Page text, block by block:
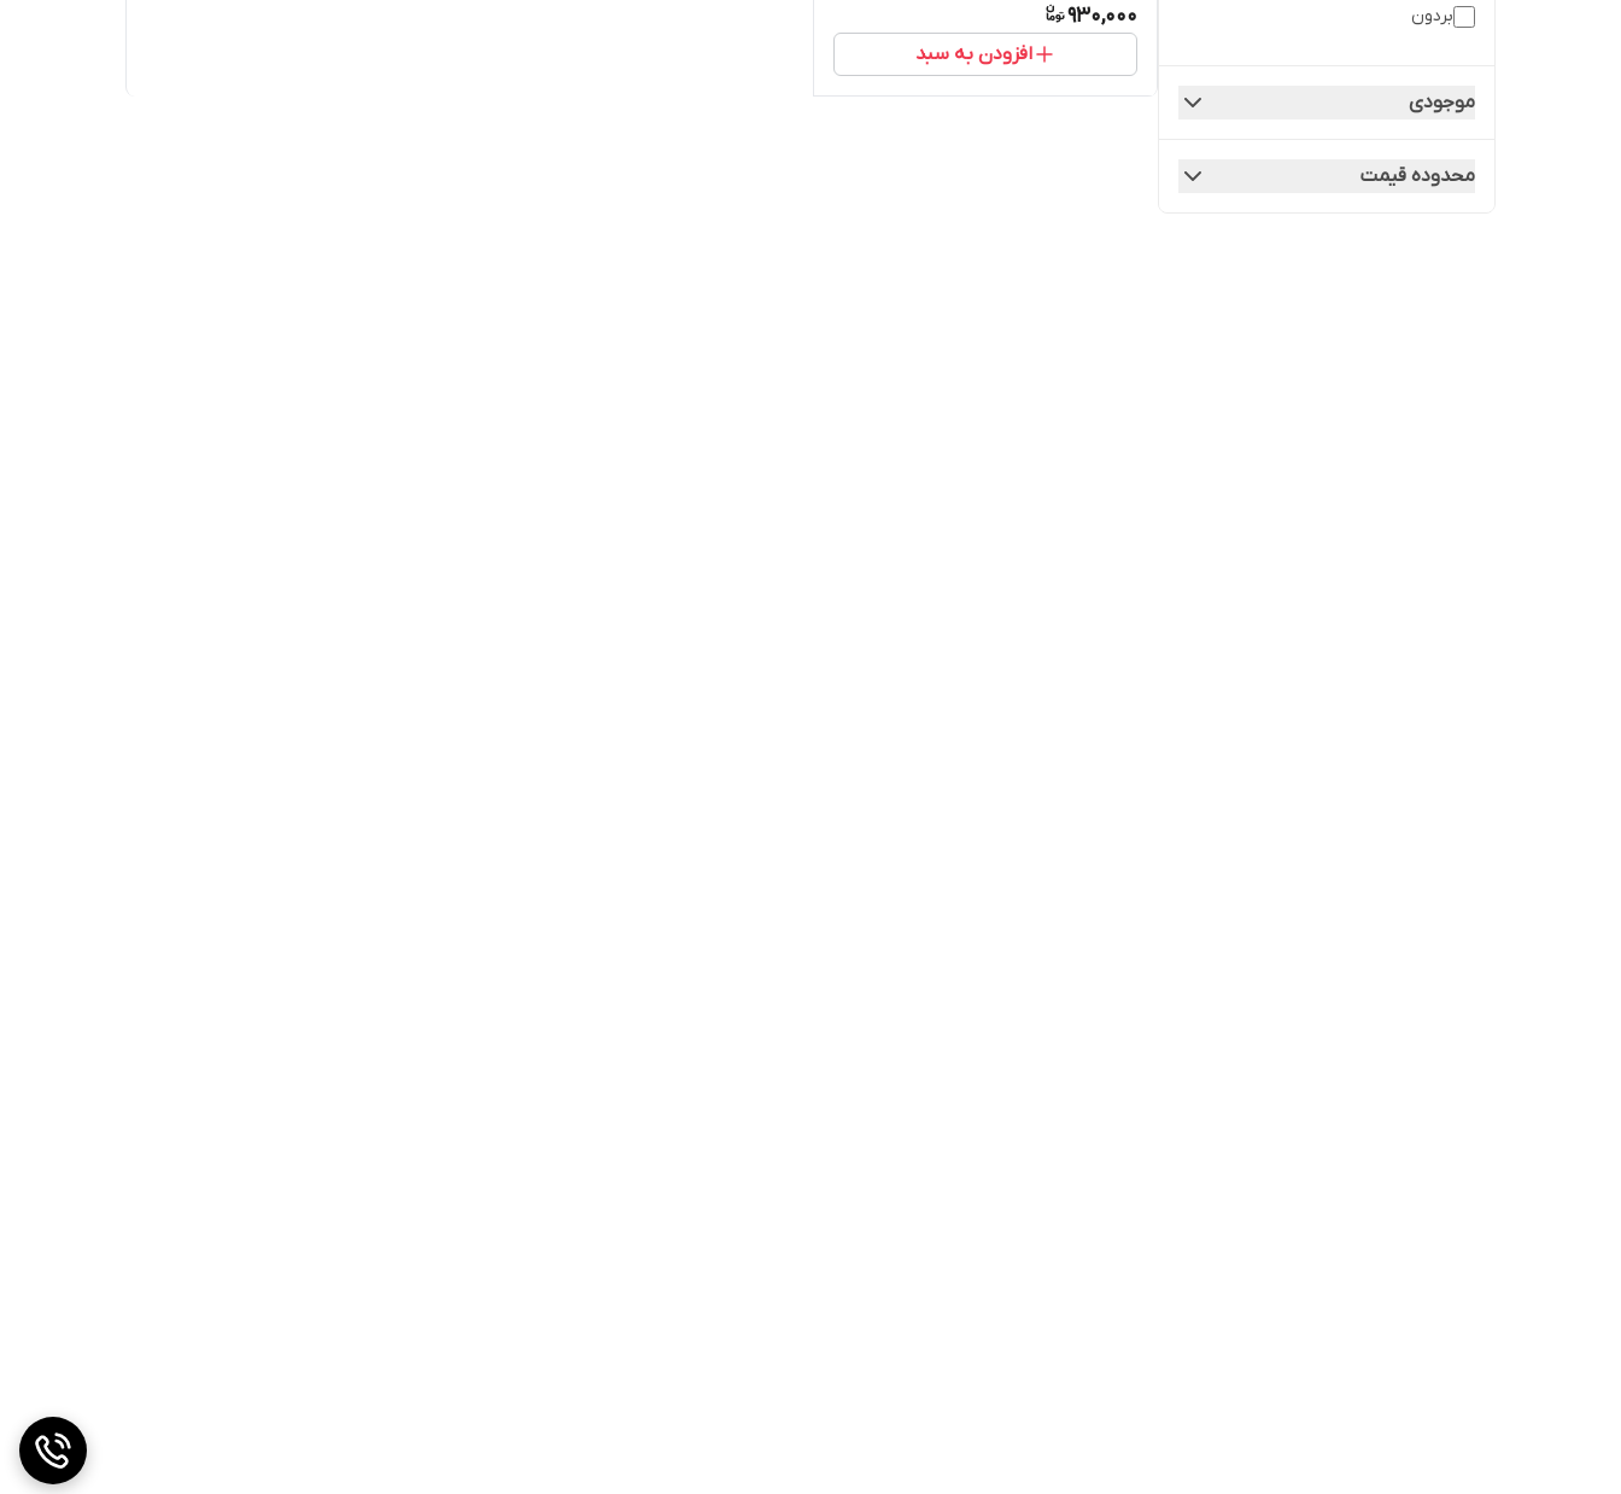
بردون
موجودی
محدوده قیمت
930,000
افزودن به سبد